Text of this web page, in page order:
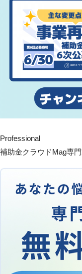
Professional
補助金クラウドMag専